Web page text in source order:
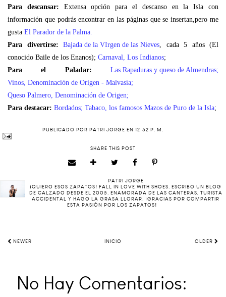
Para descansar: Extensa opción para el descanso en la Isla con
información que podrás encontrar en las páginas que se insertan,pero me
gusta El Parador de la Palma
Para divertirse:
Bajada de la VIrgen de las Nieves , cada 5 años (El
conocido Baile de los Enanos); Carnaval, Los Indianos;
Para el Paladar:
Las Rapaduras y queso de Almendras;
Vinos, Denominación de Origen - Malvasía;
Queso Palmero, Denominación de Origen;
Para destacar: Bordados; Tabaco, los famosos Mazos de Puro de la Isla;
PUBLICADO POR PATRI JORGE EN 12:52 P. M.
SHARE THIS POST
PATRI JORGE
¡QUIERO ESOS ZAPATOS! FALL IN LOVE WITH SHOES. ESCRIBO UN BLOG
DE CALZADO DESDE EL 2005. ENAMORADA DE LAS CANTERAS, TURISTA
ACCIDENTAL Y HAGO LA GRASA LLORAR. ¡GRACIAS POR COMPARTIR
ESTA PASIÓN POR LOS ZAPATOS!
NEWER INICIO OLDER
No Hay Comentarios: